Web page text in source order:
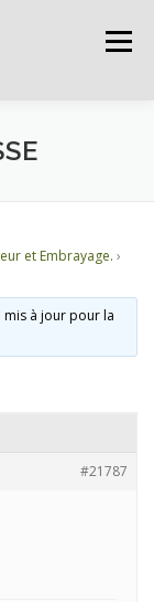
Menu
et Embrayage. ›
mis à jour pour la
#21787